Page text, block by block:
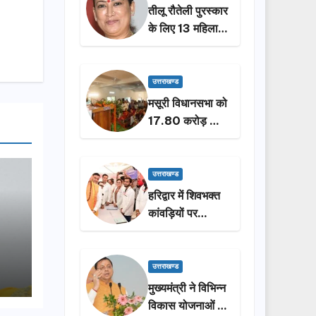
तीलू रौतेली पुरस्कार
के लिए 13 महिलाओं
का चयन, 35
कार्यकर्तियां भी होंगी
सम्मानित…
उत्तराखण्ड
मसूरी विधानसभा को
17.80 करोड़ की
विकास योजनाओं की
ने किया लोकार्पण-
शिलान्यास.
उत्तराखण्ड
हरिद्वार में शिवभक्त
कांवड़ियों पर
पुष्पवर्षा, मुख्यमंत्री
प्रक्षालन…
उत्तराखण्ड
मुख्यमंत्री ने विभिन्न
विकास योजनाओं के